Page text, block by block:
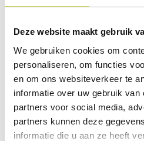
Deze website maakt gebruik
We gebruiken cookies om
personaliseren, om functies
en om ons websiteverkeer te
informatie over uw gebruik van
partners voor social media,
partners kunnen deze
informatie die u aan ze heeft
Reviews
0 Beoordeling
90
Deel je ervaringen met andere